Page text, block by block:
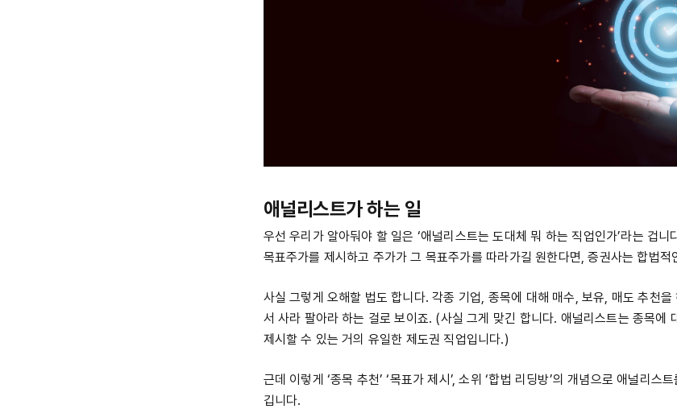
애널리스트가 하는 일
우선 우리가 알아둬야 할 일은 ‘애널리스트는 도대체 뭐 하는 직업인가’라는 겁니
목표주가를 제시하고 주가가 그 목표주가를 따라가길 원한다면, 증권사는 합법적
사실 그렇게 오해할 법도 합니다. 각종 기업, 종목에 대해 매수, 보유, 매도 추천을
서 사라 팔아라 하는 걸로 보이죠. (사실 그게 맞긴 합니다. 애널리스트는 종목에
제시할 수 있는 거의 유일한 제도권 직업입니다.)
근데 이렇게 ‘종목 추천’ ‘목표가 제시’, 소위 ‘합법 리딩방’의 개념으로 애널리스
깁니다.